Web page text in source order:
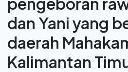
dan Yani yang
daerah
Kalimantan